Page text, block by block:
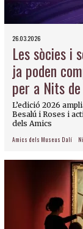
26.03.2026
Les sòcies i
ja poden
per a Nits
L’edició 2026
Besalú i Roses i
dels Amics
Amics dels Museus Dalí